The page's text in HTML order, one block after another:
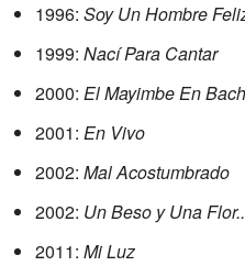
1996: Soy Un Hombre
1999: Nací Para Cantar
2000: El Mayimbe En
2001: En Vivo
2002: Mal Acostumbrado
2002: Un Beso y Una
2011: Mi Luz